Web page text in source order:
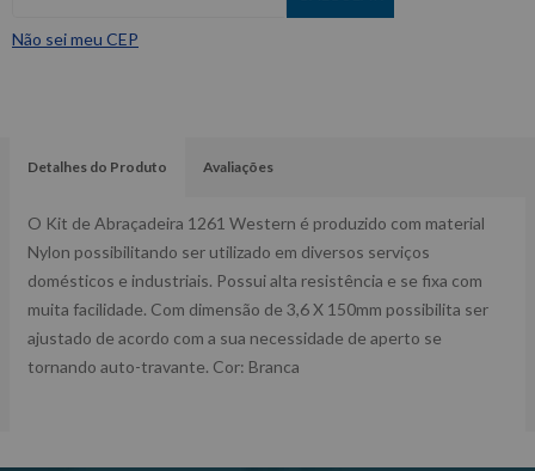
Não sei meu CEP
Detalhes do Produto Avaliações
O Kit de Abraçadeira 1261 Western é produzido com material
Nylon possibilitando ser utilizado em diversos serviços
domésticos e industriais. Possui alta resistência e se fixa com
muita facilidade. Com dimensão de 3,6 X 150mm possibilita ser
ajustado de acordo com a sua necessidade de aperto se
tornando auto-travante. Cor: Branca